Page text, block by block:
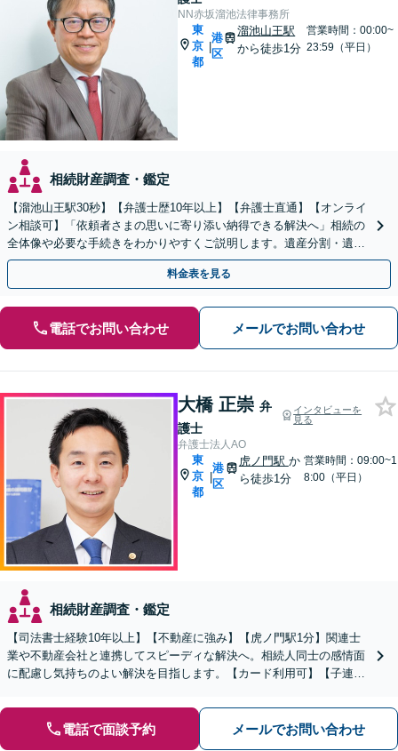
NN赤坂溜池法律事務所
東
京
都
|
港
区
溜池山王駅
から徒歩1分
営業時間：00:00~
23:59（平日）
相続財産調査・鑑定
【溜池山王駅30秒】【弁護士歴10年以上】【弁護士直通】【オンライ
ン相談可】「依頼者さまの思いに寄り添い納得できる解決へ」相続の
全体像や必要な手続きをわかりやすくご説明します。遺産分割・遺留
分侵害額請求・相続放棄など、相続のお悩みを総合解決
料金表を見る
電話でお問い合わせ メールでお問い合わせ
大橋 正崇 弁
護士
インタビューを
見る
弁護士法人AO
東
京
都
|
港
区
虎ノ門駅 か
ら徒歩1分
営業時間：09:00~1
8:00（平日）
相続財産調査・鑑定
【司法書士経験10年以上】【不動産に強み】【虎ノ門駅1分】関連士
業や不動産会社と連携してスピーディな解決へ。相続人同士の感情面
に配慮し気持ちのよい解決を目指します。【カード利用可】【子連れ
電話で面談予約 メールでお問い合わせ